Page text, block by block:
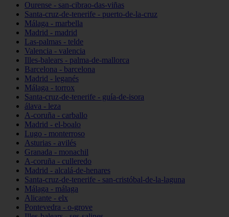
Ourense - san-cibrao-das-viñas
Santa-cruz-de-tenerife - puerto-de-la-cruz
Málaga - marbella
Madrid - madrid
Las-palmas - telde
Valencia - valencia
Illes-balears - palma-de-mallorca
Barcelona - barcelona
Madrid - leganés
Málaga - torrox
Santa-cruz-de-tenerife - guía-de-isora
álava - leza
A-coruña - carballo
Madrid - el-boalo
Lugo - monterroso
Asturias - avilés
Granada - monachil
A-coruña - culleredo
Madrid - alcalá-de-henares
Santa-cruz-de-tenerife - san-cristóbal-de-la-laguna
Málaga - málaga
Alicante - elx
Pontevedra - o-grove